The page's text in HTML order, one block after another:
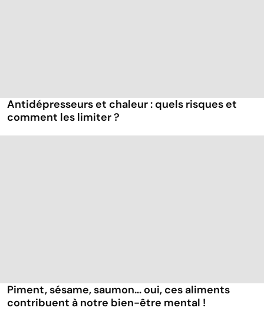
Antidépresseurs et chaleur : quels risques et
comment les limiter ?
Piment, sésame, saumon... oui, ces aliments
contribuent à notre bien-être mental !